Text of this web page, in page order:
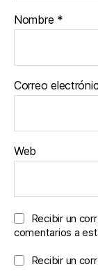
Nombre *
Correo
Web
Recibir un
comentarios a
Recibir un